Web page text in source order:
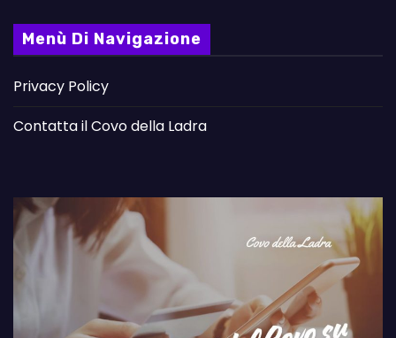
Menù Di Navigazione
Privacy Policy
Contatta il Covo della Ladra